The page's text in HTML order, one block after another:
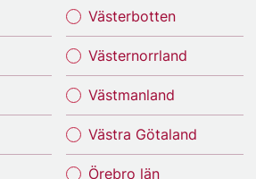
Västerbotten
Västernorrland
Västmanland
Västra Götaland
Örebro län